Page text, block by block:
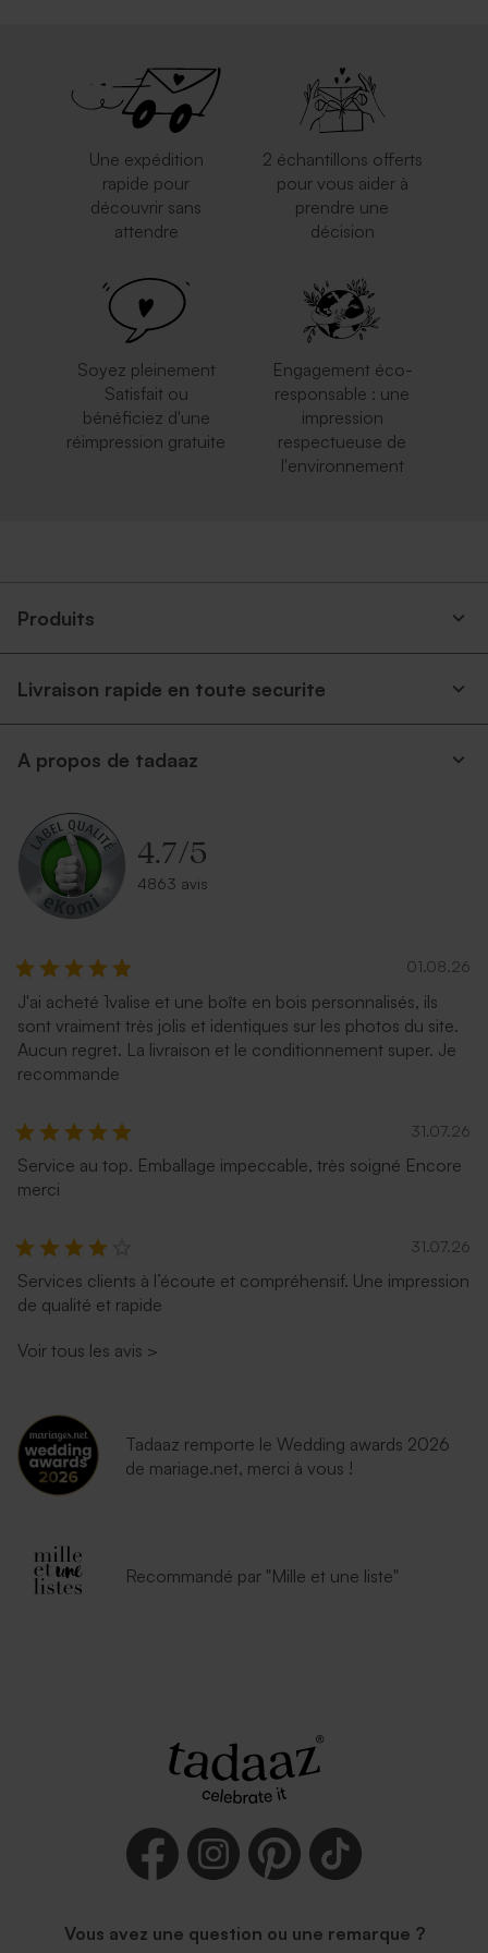
Enveloppe argentée
Enveloppe blanche
Enveloppe communion
Enveloppe communion
longue rose nude
Enveloppe communion
longue eucalyptus
Enveloppe communion
longue rouille
Une expédition
rapide pour
découvrir sans
attendre
2 échantillons offerts
pour vous aider à
prendre une
décision
Soyez pleinement
Satisfait ou
bénéficiez d'une
réimpression gratuite
Engagement éco-
responsable : une
impression
respectueuse de
l'environnement
Produits
Livraison rapide en toute securite
A propos de tadaaz
4.7/5
4863 avis
01.08.26
J'ai acheté 1valise et une boîte en bois personnalisés, ils
sont vraiment très jolis et identiques sur les photos du site.
Aucun regret. La livraison et le conditionnement super. Je
recommande
31.07.26
Service au top. Emballage impeccable, très soigné Encore
merci
31.07.26
Services clients à l’écoute et compréhensif. Une impression
de qualité et rapide
Voir tous les avis >
Tadaaz remporte le Wedding awards 2026
de mariage.net, merci à vous !
Recommandé par "Mille et une liste"
Vous avez une question ou une remarque ?